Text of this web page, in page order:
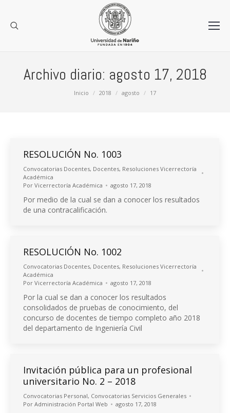
Archivo diario: agosto 17, 2018
Inicio 2018 agosto 17
RESOLUCIÓN No. 1003
Convocatorias Docentes, Docentes, Resoluciones Vicerrectoría
Académica
Por Vicerrectoría Académica agosto 17, 2018
Por medio de la cual se dan a conocer los resultados
de una contracalificación.
RESOLUCIÓN No. 1002
Convocatorias Docentes, Docentes, Resoluciones Vicerrectoría
Académica
Por Vicerrectoría Académica agosto 17, 2018
Por la cual se dan a conocer los resultados
consolidados de pruebas de conocimiento, del
concurso de docentes de tiempo completo año 2018
del departamento de Ingeniería Civil
Invitación pública para un profesional
universitario No. 2 – 2018
Convocatorias Personal, Convocatorias Servicios Generales
Por Administración Portal Web agosto 17, 2018